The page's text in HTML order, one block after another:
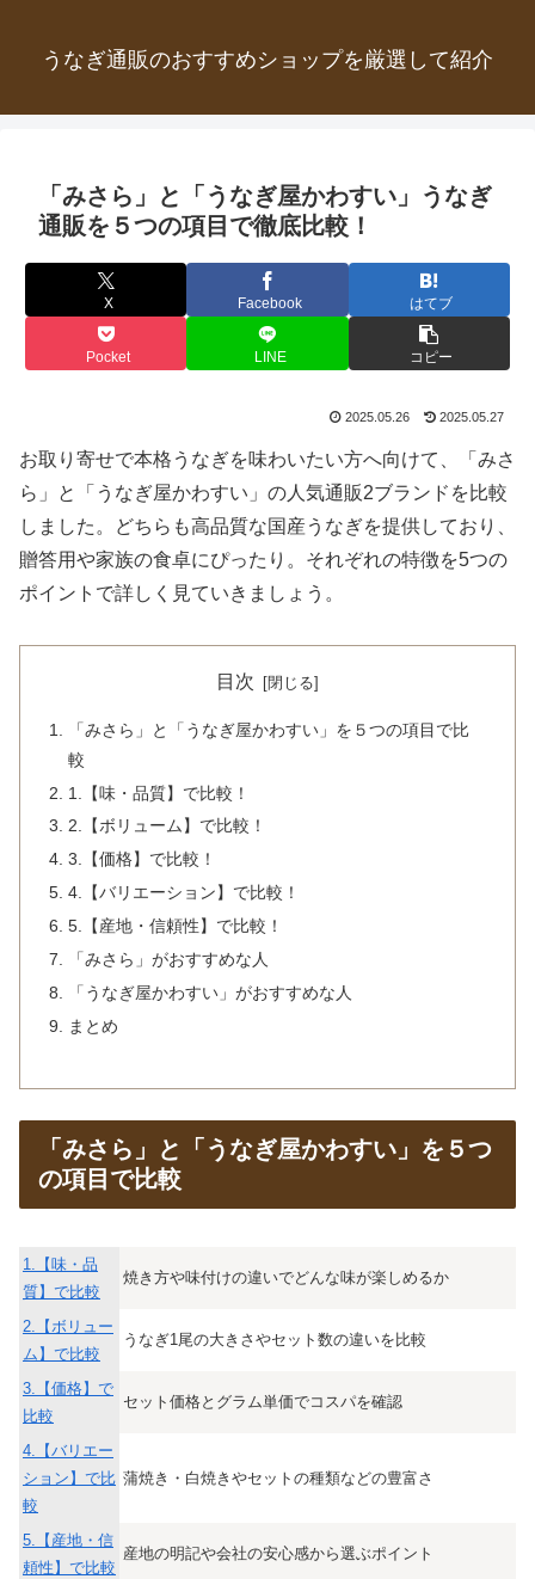
うなぎ通販のおすすめショップを厳選して紹介
「みさら」と「うなぎ屋かわすい」うなぎ
通販を５つの項目で徹底比較！
X Facebook はてブ
Pocket LINE コピー
2025.05.26 2025.05.27
お取り寄せで本格うなぎを味わいたい方へ向けて、「みさ
ら」と「うなぎ屋かわすい」の人気通販2ブランドを比較
しました。どちらも高品質な国産うなぎを提供しており、
贈答用や家族の食卓にぴったり。それぞれの特徴を5つの
ポイントで詳しく見ていきましょう。
目次
「みさら」と「うなぎ屋かわすい」を５つの項目で比
較
1.【味・品質】で比較！
2.【ボリューム】で比較！
3.【価格】で比較！
4.【バリエーション】で比較！
5.【産地・信頼性】で比較！
「みさら」がおすすめな人
「うなぎ屋かわすい」がおすすめな人
まとめ
「みさら」と「うなぎ屋かわすい」を５つ
の項目で比較
1.【味・品
質】で比較
焼き方や味付けの違いでどんな味が楽しめるか
2.【ボリュー
ム】で比較
うなぎ1尾の大きさやセット数の違いを比較
3.【価格】で
比較
セット価格とグラム単価でコスパを確認
4.【バリエー
ション】で比
較
蒲焼き・白焼きやセットの種類などの豊富さ
5.【産地・信
頼性】で比較
産地の明記や会社の安心感から選ぶポイント